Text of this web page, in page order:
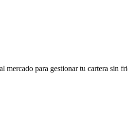
mercado para gestionar tu cartera sin